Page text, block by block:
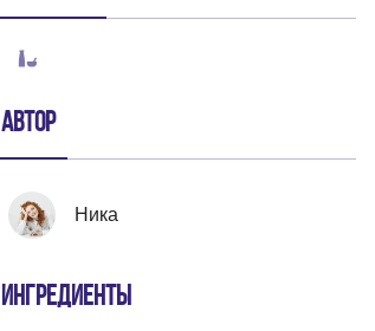
Автор
Ника
Ингредиенты